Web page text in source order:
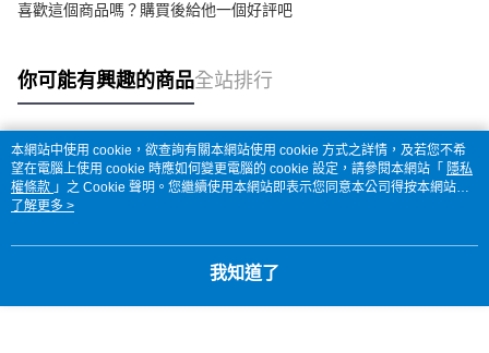
喜歡這個商品嗎？購買後給他一個好評吧
你可能有興趣的商品全站排行
熱門標籤
本網站中使用 cookie，欲查詢有關本網站使用 cookie 方式之詳情，及若您不希
望在電腦上使用 cookie 時應如何變更電腦的 cookie 設定，請參閱本網站「 隱私
權條款 」之 Cookie 聲明。您繼續使用本網站即表示您同意本公司得按本網站使
用條款之 Cookie 聲明使用 cookie。
了解更多 >
我知道了